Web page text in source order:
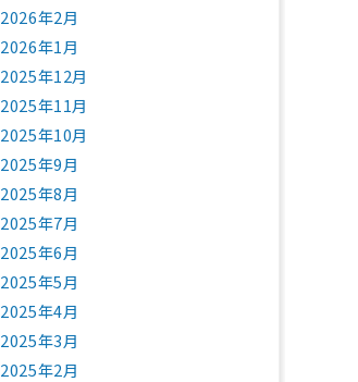
2026年2月
2026年1月
2025年12月
2025年11月
2025年10月
2025年9月
2025年8月
2025年7月
2025年6月
2025年5月
2025年4月
2025年3月
2025年2月